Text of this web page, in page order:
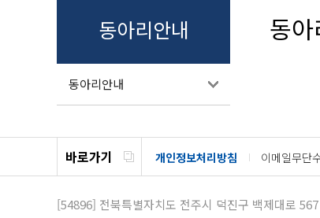
동아리안내
동아리안내
동
바로가기 개인정보처리방침 이메일무단
[54896] 전북특별자치도 전주시 덕진구 백제대로 567